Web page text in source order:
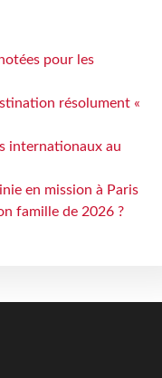
pour les
résolument «
internationaux au
en mission à Paris
famille de 2026 ?